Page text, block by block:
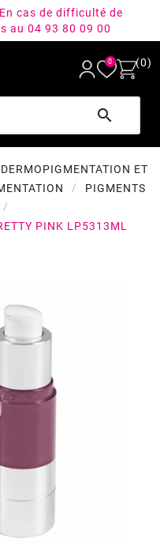
cas de difficulté de
au 04 93 80 09 00
0 (0)

DERMOPIGMENTATION ET
PIGMENTS
PINK LP5313ML